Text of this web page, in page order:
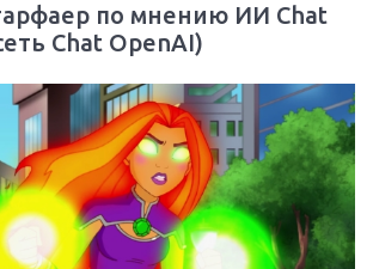
по мнению ИИ Chat
Chat OpenAI)